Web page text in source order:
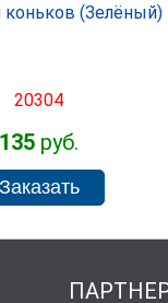
коньков (Зелёный)
20304
135 руб.